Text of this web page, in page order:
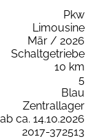
Pkw
Limousine
Mär / 2026
Schaltgetriebe
10 km
5
Blau
Zentrallager
ab ca. 14.10.2026
2017-372513